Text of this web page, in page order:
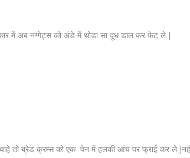
में अब नग्गेट्स को अंडे में थोडा सा दूध डाल कर फेट ले |
तो ब्रेड क्रम्स को एक पेन में हलकी आंच पर फ्राई कर ले